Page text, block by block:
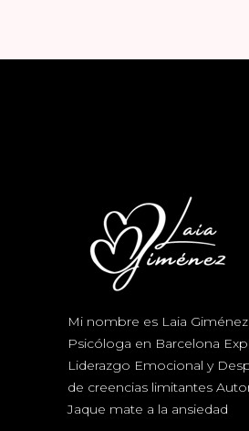
Mi nombre es Laia
Psicóloga en Barcelona
Liderazgo Emocional y
de creencias limitantes
Jaque mate a la ansiedad